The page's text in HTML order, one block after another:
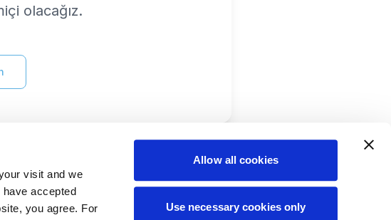
visit and we
accepted
you agree. For
Allow all cookies
Use necessary cookies only
olacağız.